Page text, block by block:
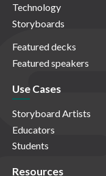
Technology
Storyboards
Featured decks
Featured speakers
Use Cases
Storyboard Artists
Educators
Students
Resources